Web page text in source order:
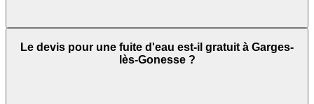
Le devis pour une fuite d'eau est-il gratuit à Garges-
lès-Gonesse ?